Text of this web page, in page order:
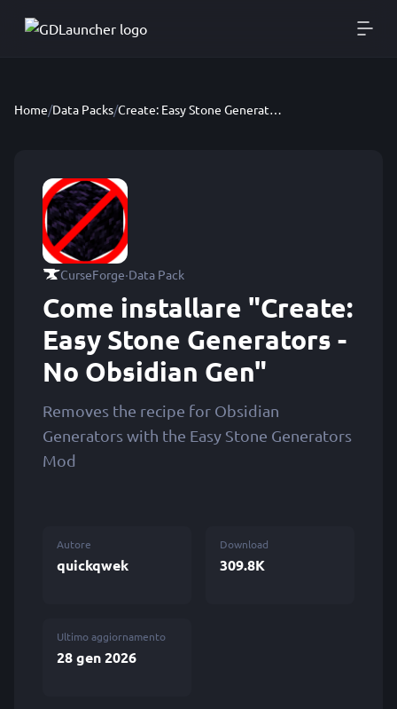
Home/Data Packs/ Create: Easy Stone Generators - No Obsidian Gen
CurseForge·Data Pack
Come installare "Create:
Easy Stone Generators -
No Obsidian Gen"
Removes the recipe for Obsidian
Generators with the Easy Stone Generators
Mod
Autore
quickqwek
Download
309.8K
Ultimo aggiornamento
28 gen 2026